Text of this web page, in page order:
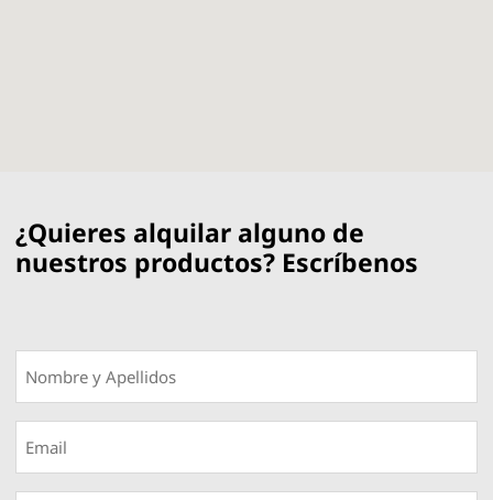
¿Quieres alquilar alguno de
nuestros productos? Escríbenos
Apellidos